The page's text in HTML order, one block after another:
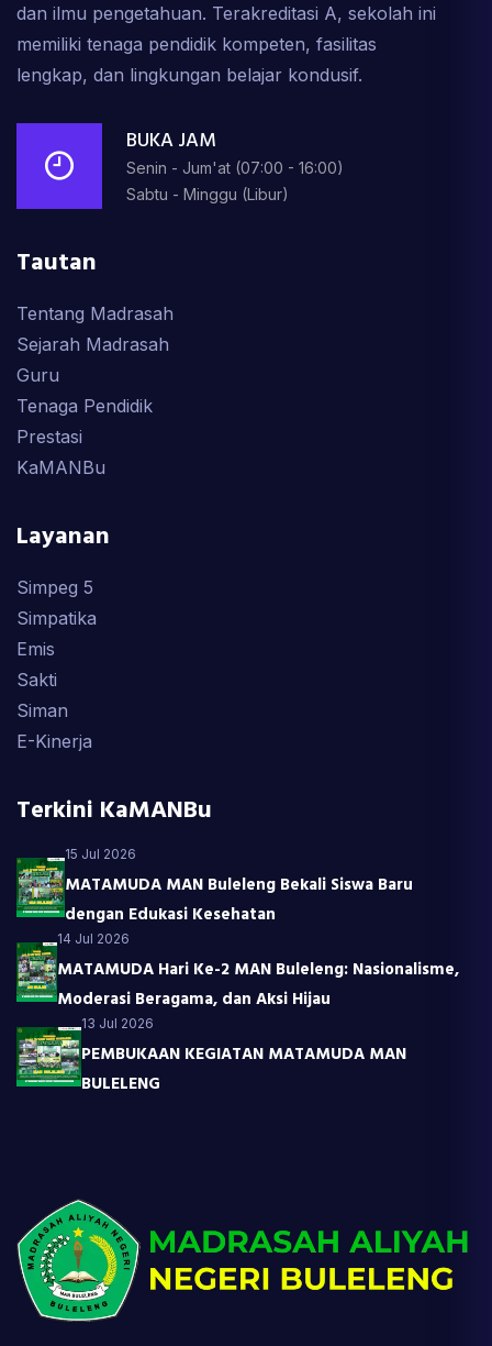
dan ilmu pengetahuan. Terakreditasi A, sekolah ini
memiliki tenaga pendidik kompeten, fasilitas
lengkap, dan lingkungan belajar kondusif.
BUKA JAM
Senin - Jum'at (07:00 - 16:00)
Sabtu - Minggu (Libur)
Tautan
Tentang Madrasah
Sejarah Madrasah
Guru
Tenaga Pendidik
Prestasi
KaMANBu
Layanan
Simpeg 5
Simpatika
Emis
Sakti
Siman
E-Kinerja
Terkini KaMANBu
15 Jul 2026
MATAMUDA MAN Buleleng Bekali Siswa Baru
dengan Edukasi Kesehatan
14 Jul 2026
MATAMUDA Hari Ke-2 MAN Buleleng: Nasionalisme,
Moderasi Beragama, dan Aksi Hijau
13 Jul 2026
PEMBUKAAN KEGIATAN MATAMUDA MAN
BULELENG